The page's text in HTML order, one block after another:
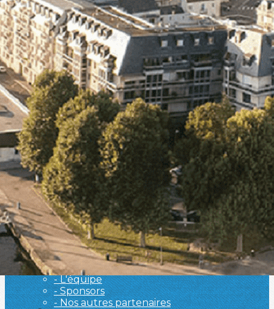
Exporter les lignes sélectionnées
Exporter toutes les colonnes
Exporter uniquement les colonnes affichées
Menu
<
>
- 🎁 Caen on aime, on partage
- 🎉 Les événements AVF
- Activités et Loisirs
Ajoutez un logo, un bouton, des réseaux sociaux
Cliquez pour éditer
L'association▴▾
- L'association
- Brochure
- L'équipe
- Sponsors
- Nos autres partenaires